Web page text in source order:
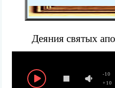
Деяния святых
+10
-10